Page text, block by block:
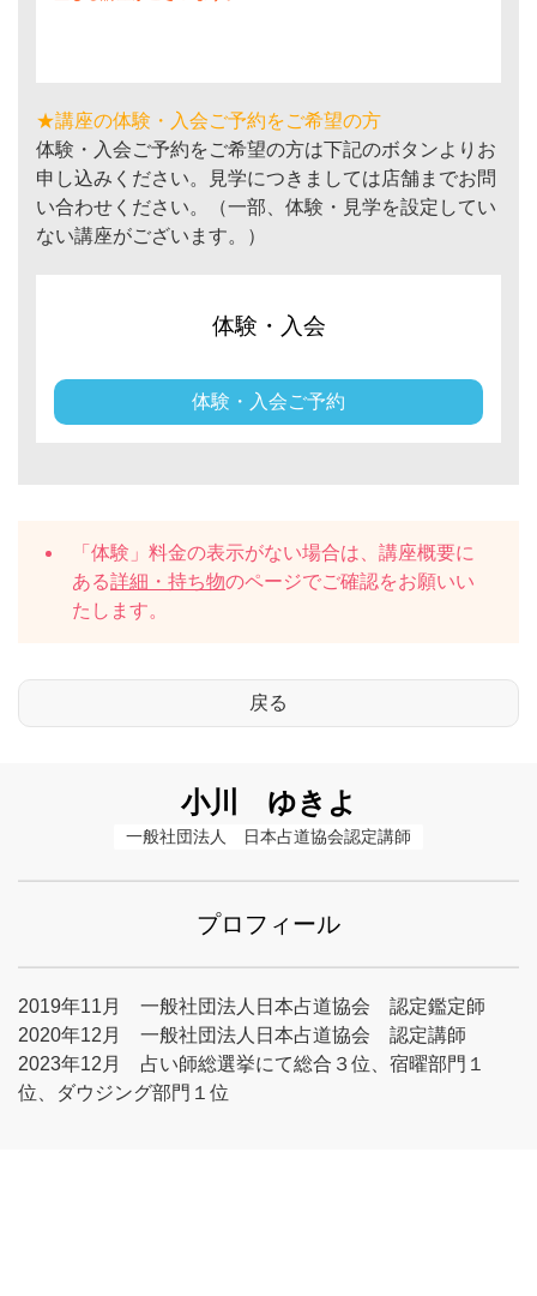
★講座の体験・入会ご予約をご希望の方
体験・入会ご予約をご希望の方は下記のボタンよりお
申し込みください。見学につきましては店舗までお問
い合わせください。（一部、体験・見学を設定してい
ない講座がございます。）
体験・入会
体験・入会ご予約
「体験」料金の表示がない場合は、講座概要に
ある詳細・持ち物のページでご確認をお願いい
たします。
小川 ゆきよ
一般社団法人　日本占道協会認定講師
プロフィール
2019年11月 一般社団法人日本占道協会 認定鑑定師
2020年12月 一般社団法人日本占道協会 認定講師
2023年12月 占い師総選挙にて総合３位、宿曜部門１
位、ダウジング部門１位